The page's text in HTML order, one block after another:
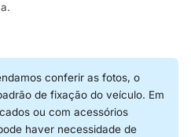
conferir as fotos, o
de fixação do veículo. Em
ou com acessórios
haver necessidade de